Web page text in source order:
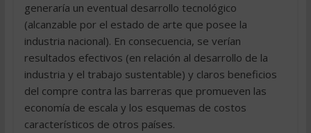
generaría un eventual desarrollo tecnológico
(alcanzable por el estado de arte que posee la
industria nacional). En consecuencia, se verían
resultados efectivos (en relación al desarrollo de la
industria y el trabajo sustentable) y claros beneficios
del compre contra las barreras que promueven las
economía de escala y los esquemas de costos
característicos de otros países.